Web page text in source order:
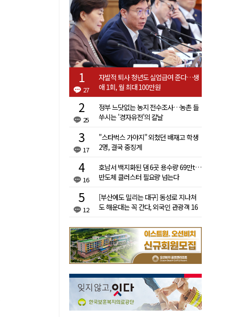
27
자발적 퇴사 청년도 실업급여 준다…생
애 1회, 월 최대 100만원
25
정부 느닷없는 농지 전수조사…농촌 들
쑤시는 '경자유전'의 칼날
17
"스타벅스 가야지" 외쳤던 배재고 학생
2명, 결국 중징계
16
호남서 백지화된 댐 6곳 용수량 69만t…
반도체 클러스터 필요량 넘는다
12
[부산에도 밀리는 대구] 동성로 지나쳐
도 해운대는 꼭 간다, 외국인 관광객 16